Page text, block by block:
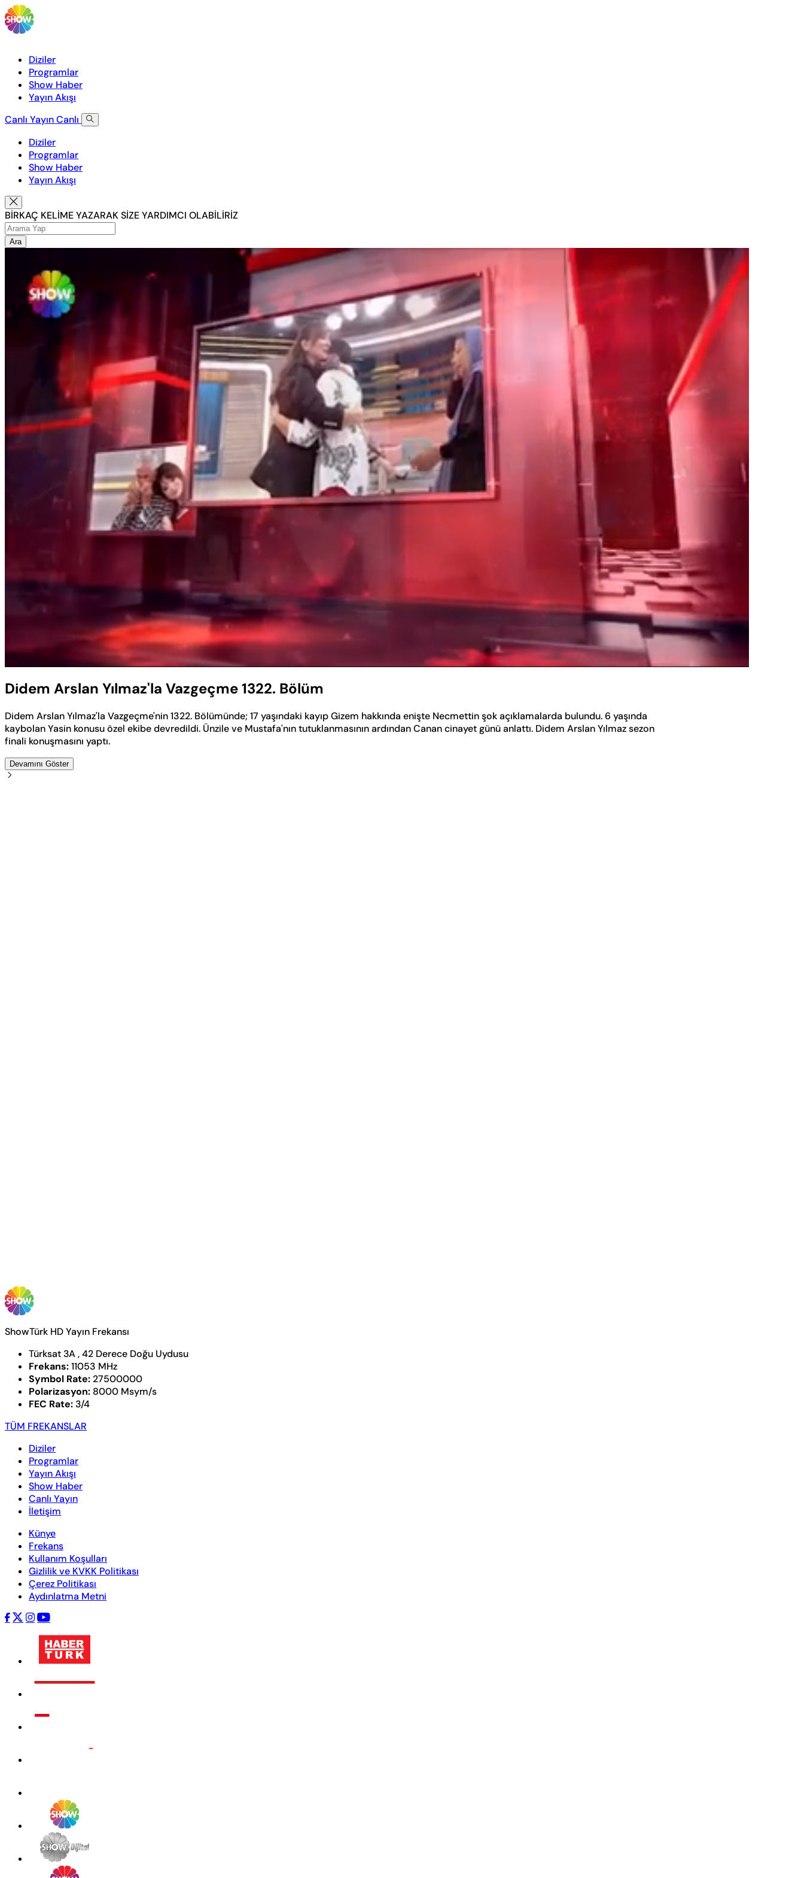
Diziler
Programlar
Show Haber
Yayın Akışı
Canlı YayınCanlı
Diziler
Programlar
Show Haber
Yayın Akışı
BİRKAÇ KELİME YAZARAK SİZE YARDIMCI OLABİLİRİZ
Ara
Aç
Hızı
Didem Arslan Yılmaz'la Vazgeçme 1322. Bölüm
Didem Arslan Yılmaz'la Vazgeçme'nin 1322. Bölümünde; 17 yaşındaki kayıp Gizem hakkında enişte Necmettin şok açıklamalarda bulundu. 6 yaşında
kaybolan Yasin konusu özel ekibe devredildi. Ünzile ve Mustafa'nın tutuklanmasının ardından Canan cinayet günü anlattı. Didem Arslan Yılmaz sezon
finali konuşmasını yaptı.
Devamını Göster
ShowTürk HD Yayın Frekansı
Türksat 3A , 42 Derece Doğu Uydusu
Frekans:11053 MHz
Symbol Rate: 27500000
Polarizasyon: 8000 Msym/s
FEC Rate: 3/4
TÜM FREKANSLAR
Diziler
Programlar
Yayın Akışı
Show Haber
Canlı Yayın
İletişim
Künye
Frekans
Kullanım Koşulları
Gizlilik ve KVKK Politikası
Çerez Politikası
Aydınlatma Metni